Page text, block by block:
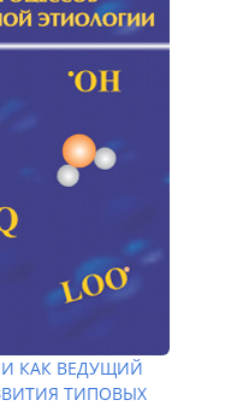
КАК ВЕДУЩИЙ
ТИПОВЫХ